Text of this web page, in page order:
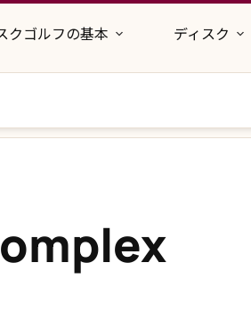
クゴルフの基本 ディスク